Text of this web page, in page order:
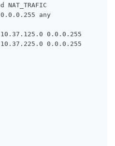
any
0.0.0.255
0.0.0.255